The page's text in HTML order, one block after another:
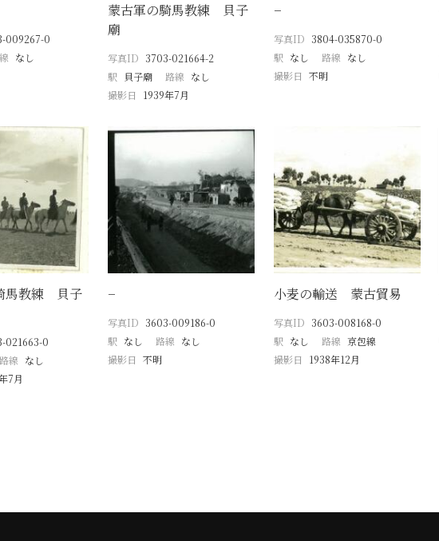
009267-0
なし
蒙古軍の騎馬教練 貝子
廟
写真ID 3703-021664-2
駅 貝子廟 路線 なし
撮影日
1939年7月
−
写真ID 3804-035870-0
駅 なし 路線 なし
撮影日 不明
馬教練 貝子
021663-0
路線 なし
7月
−
写真ID 3603-009186-0
駅 なし 路線 なし
撮影日 不明
小麦の輸送 蒙古貿易
写真ID 3603-008168-0
駅 なし 路線 京包線
撮影日
1938年12月